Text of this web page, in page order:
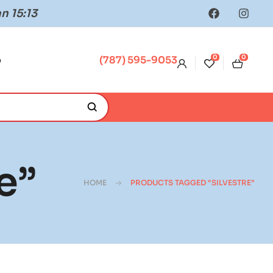
15:13
(787) 595-9053 0 0
HOME PRODUCTS TAGGED “SILVESTRE”